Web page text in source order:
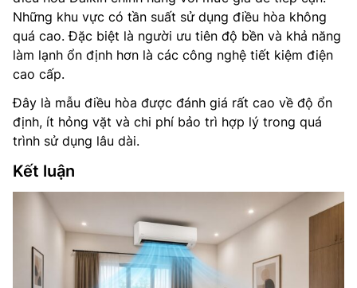
Những khu vực có tần suất sử dụng điều hòa không
quá cao. Đặc biệt là người ưu tiên độ bền và khả năng
làm lạnh ổn định hơn là các công nghệ tiết kiệm điện
cao cấp.
Đây là mẫu điều hòa được đánh giá rất cao về độ ổn
định, ít hỏng vặt và chi phí bảo trì hợp lý trong quá
trình sử dụng lâu dài.
Kết luận